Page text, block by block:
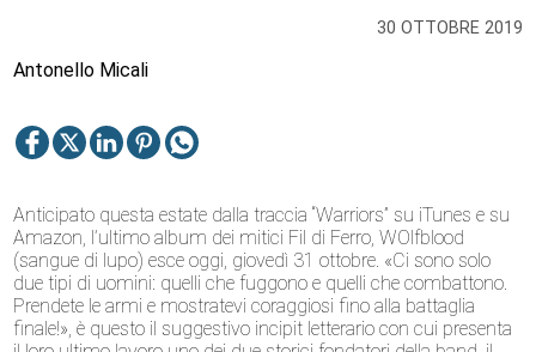
30 OTTOBRE 2019
Antonello Micali
Anticipato questa estate dalla traccia “Warriors” su iTunes e su
Amazon, l’ultimo album dei mitici Fil di Ferro, WOlfblood
(sangue di lupo) esce oggi, giovedì 31 ottobre. «Ci sono solo
due tipi di uomini: quelli che fuggono e quelli che combattono.
Prendete le armi e mostratevi coraggiosi fino alla battaglia
finale!», è questo il suggestivo incipit letterario con cui presenta